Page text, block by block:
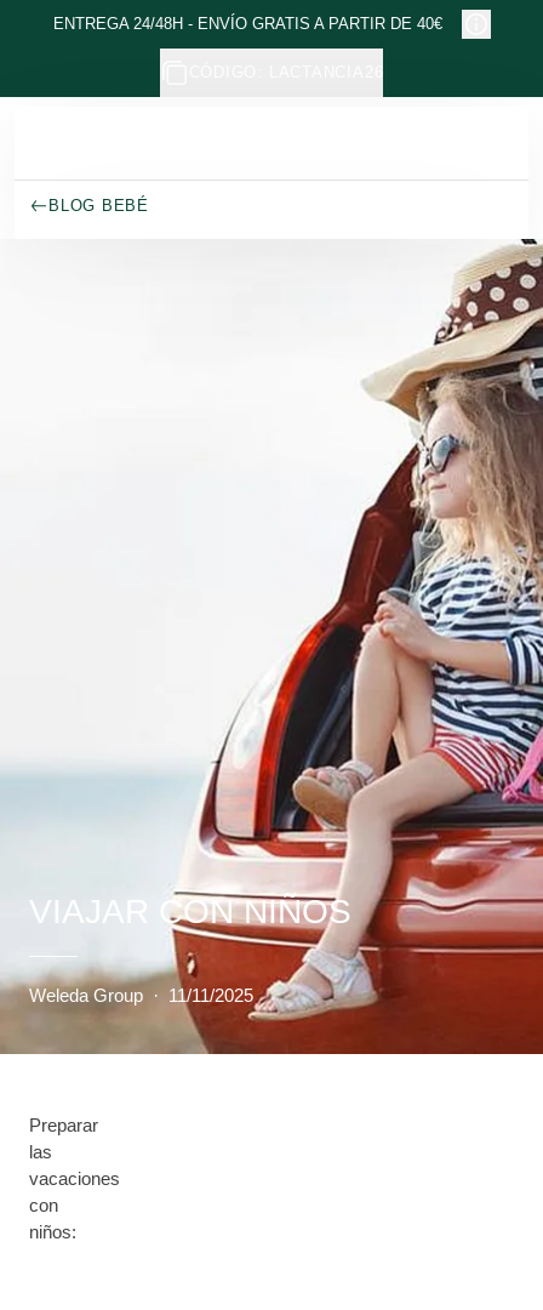
Ir al contenido principal
ENTREGA 24/48H - ENVÍO GRATIS A PARTIR DE 40€
BLOG BEBÉ
VIAJAR CON NIÑOS
Weleda Group · 11/11/2025
Preparar
las
vacaciones
con
niños: